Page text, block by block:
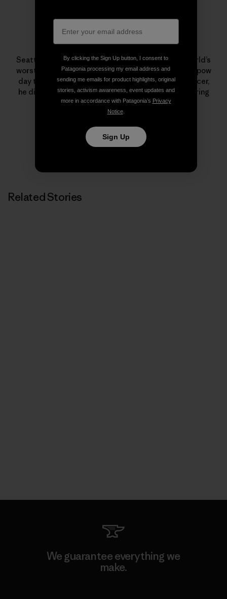
Chris Shalbot
Seattle-born, Cascade-raised and possibly the world’s
worst surfer, Chris Shalbot prefers a quiet, stormy pow
day to being in the ocean. A former downhill bike racer,
he ditched the competitive ranks in favor of exploring
what’s around the next bend.
Related Stories
We guarantee everything we
make.
By clicking the Sign Up button, I consent to
Patagonia processing my email address and
sending me emails for product highlights, original
stories, activism awareness, event updates and
more in accordance with Patagonia’s Privacy
Notice.
Sign Up